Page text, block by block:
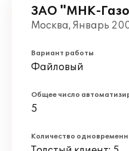
ЗАО "МНК-
Москва, Январь
Вариант работы
Файловый
Общее число
5
Количество